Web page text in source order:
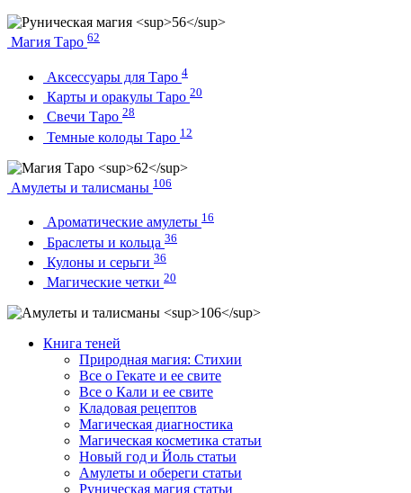
Магия Таро 62
Аксессуары для Таро 4
Карты и оракулы Таро 20
Свечи Таро 28
Темные колоды Таро 12
Амулеты и талисманы 106
Ароматические амулеты 16
Браслеты и кольца 36
Кулоны и серьги 36
Магические четки 20
Книга теней
Природная магия: Стихии
Все о Гекате и ее свите
Все о Кали и ее свите
Кладовая рецептов
Магическая диагностика
Магическая косметика статьи
Новый год и Йоль статьи
Амулеты и обереги статьи
Руническая магия статьи